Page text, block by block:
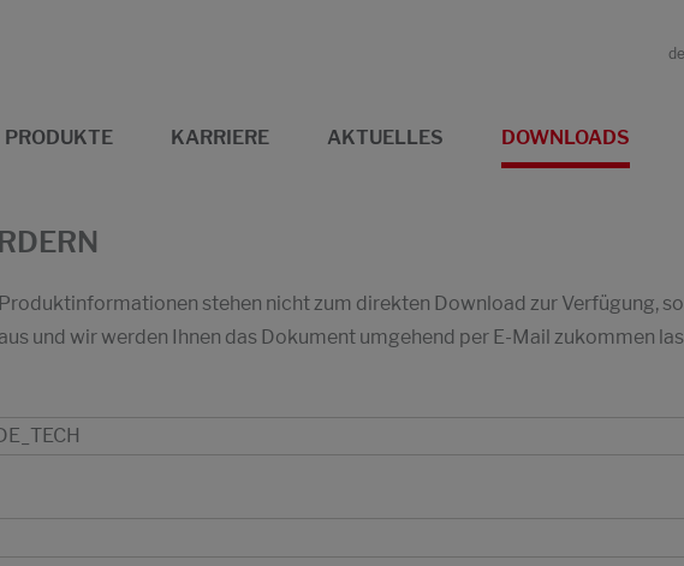
PRODUKTE KARRIERE AKTUELLES DOWNLOADS
stehen nicht zum direkten Download zur Verfügung,
und wir werden Ihnen das Dokument umgehend per E-Mail zukommen